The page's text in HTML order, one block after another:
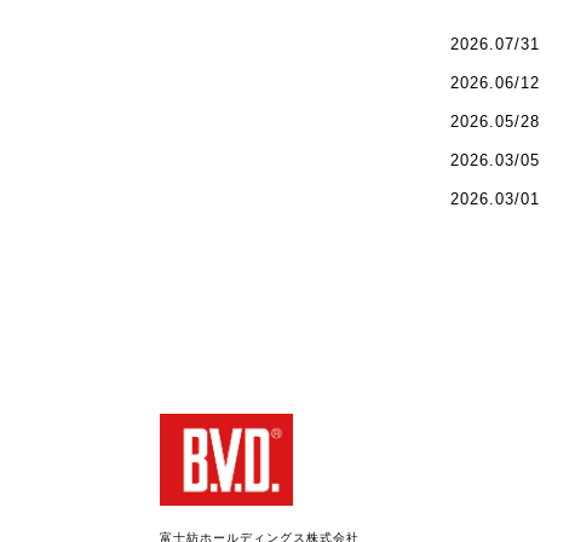
2026.07/31
2026.06/12
2026.05/28
2026.03/05
2026.03/01
富士紡ホールディングス株式会社